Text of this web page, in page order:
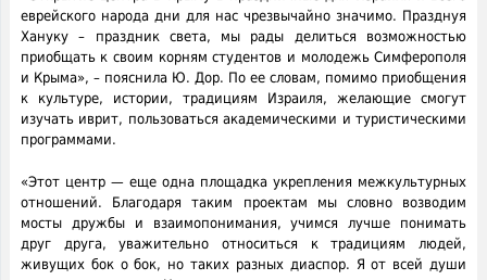
еврейского народа дни для нас чрезвычайно значимо. Празднуя
Хануку – праздник света, мы рады делиться возможностью
приобщать к своим корням студентов и молодежь Симферополя
и Крыма», – пояснила Ю. Дор. По ее словам, помимо приобщения
к культуре, истории, традициям Израиля, желающие смогут
изучать иврит, пользоваться академическими и туристическими
программами.
«Этот центр — еще одна площадка укрепления межкультурных
отношений. Благодаря таким проектам мы словно возводим
мосты дружбы и взаимопонимания, учимся лучше понимать
друг друга, уважительно относиться к традициям людей,
живущих бок о бок, но таких разных диаспор. Я от всей души